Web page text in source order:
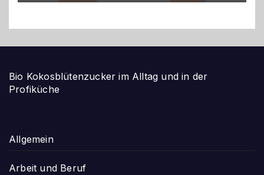
Bio Kokosblütenzucker im Alltag und in der
Profiküche
Allgemein
Arbeit und Beruf